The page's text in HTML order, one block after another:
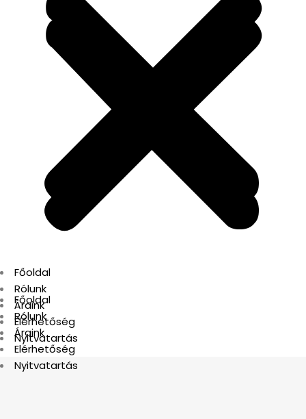
Főoldal
Rólunk
Áraink
Elérhetőség
Nyitvatartás
Főoldal
Rólunk
Áraink
Elérhetőség
Nyitvatartás